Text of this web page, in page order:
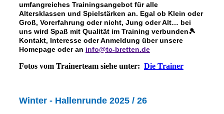
umfangreiches Trainingsangebot für alle
Altersklassen und Spielstärken an. Egal ob Klein oder
Groß, Vorerfahrung oder nicht, Jung oder Alt… bei
uns wird Spaß mit Qualität im Training verbunden🎾
Kontakt, Interesse oder Anmeldung über unsere
Homepage oder an info@tc-bretten.de
Fotos vom Trainerteam siehe unter: Die Trainer
Winter - Hallenrunde 2025 / 26